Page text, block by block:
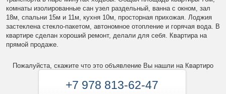
комнаты изолированные сан узел раздельный, ванна с окном, зал
18м, спальни 15м и 11м, кухня 10м, просторная прихожая. Лоджия
застеклена стекло-пакетом, автономное отопление и горячая вода. В
квартире сделан хороший ремонт, делали для себя. Квартира на
прямой продаже.
Пожалуйста, скажите что это объявление Вы нашли на Квартиро
+7 978 813-62-47